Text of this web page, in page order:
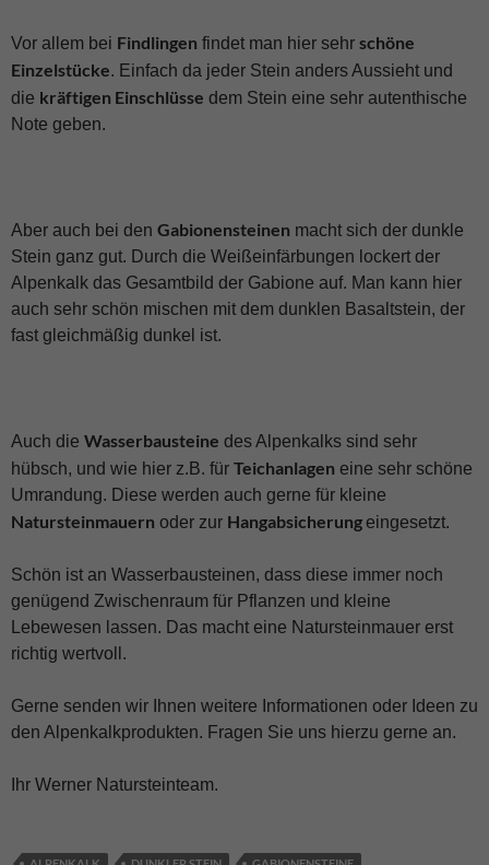
Vor allem bei Findlingen findet man hier sehr schöne
Einzelstücke. Einfach da jeder Stein anders Aussieht und
die kräftigen Einschlüsse dem Stein eine sehr autenthische
Note geben.
Aber auch bei den Gabionensteinen macht sich der dunkle
Stein ganz gut. Durch die Weißeinfärbungen lockert der
Alpenkalk das Gesamtbild der Gabione auf. Man kann hier
auch sehr schön mischen mit dem dunklen Basaltstein, der
fast gleichmäßig dunkel ist.
Auch die Wasserbausteine des Alpenkalks sind sehr
hübsch, und wie hier z.B. für Teichanlagen eine sehr schöne
Umrandung. Diese werden auch gerne für kleine
Natursteinmauern oder zur Hangabsicherungeingesetzt.
Schön ist an Wasserbausteinen, dass diese immer noch
genügend Zwischenraum für Pflanzen und kleine
Lebewesen lassen. Das macht eine Natursteinmauer erst
richtig wertvoll.
Gerne senden wir Ihnen weitere Informationen oder Ideen zu
den Alpenkalkprodukten. Fragen Sie uns hierzu gerne an.
Ihr Werner Natursteinteam.